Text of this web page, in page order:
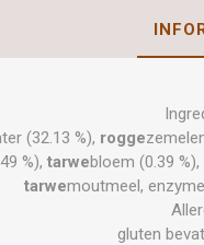
(32.13 %), rogge
%), tarwebloem (0.39
tarwemoutmeel,
gluten